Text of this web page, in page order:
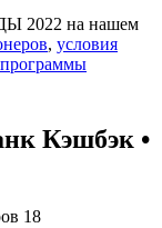
на нашем
, условия
Кэшбэк •
18